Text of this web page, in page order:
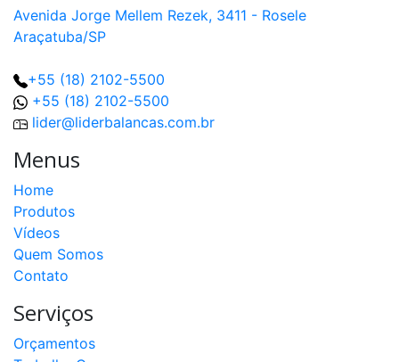
Avenida Jorge Mellem Rezek, 3411 - Rosele
Araçatuba/SP
+55 (18) 2102-5500
+55 (18) 2102-5500
lider@liderbalancas.com.br
Menus
Home
Produtos
Vídeos
Quem Somos
Contato
Serviços
Orçamentos